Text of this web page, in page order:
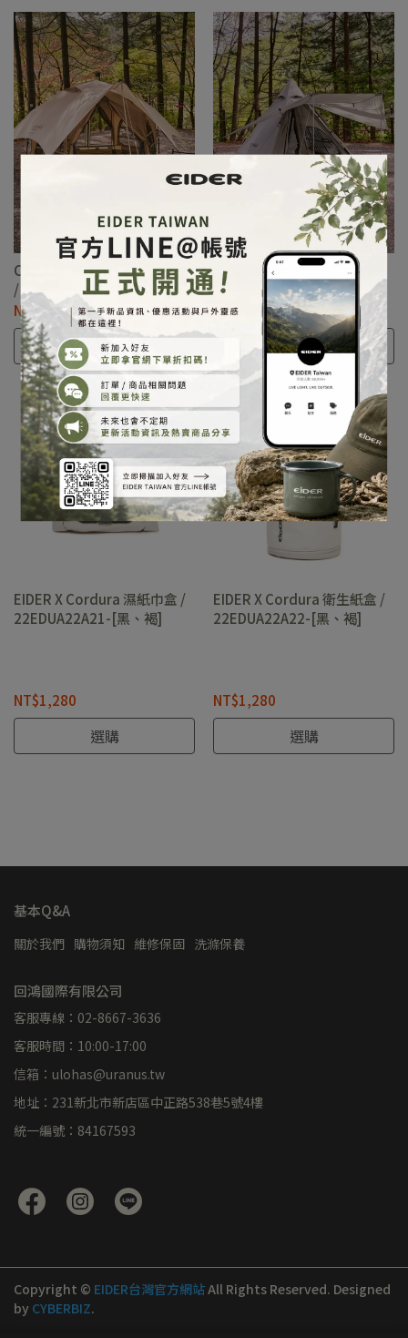
COTTAGE DOME Ⅱ屋型帳篷
/ 24EDUA24A01
NT$28,800
選購
COTTAGE TIPI印地安帳篷 /
24EDUA24A02
NT$22,800
選購
EIDER X Cordura 濕紙巾盒 /
22EDUA22A21-[黑、褐]
NT$1,280
選購
EIDER X Cordura 衛生紙盒 /
22EDUA22A22-[黑、褐]
NT$1,280
選購
基本Q&A
關於我們 購物須知 維修保固 洗滌保養
回鴻國際有限公司
客服專線：02-8667-3636
客服時間：10:00-17:00
信箱：ulohas@uranus.tw
地址：231新北市新店區中正路538巷5號4樓
統一編號：84167593
Copyright © EIDER台灣官方網站All Rights Reserved. Designed
by CYBERBIZ.